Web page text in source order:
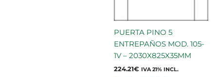
PUERTA PINO 5
ENTREPAÑOS MOD. 105-
1V – 2030X825X35MM
224.21€ IVA 21% INCL.